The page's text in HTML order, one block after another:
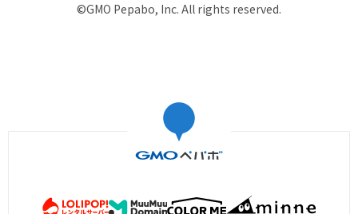
©GMO Pepabo, Inc. All rights reserved.